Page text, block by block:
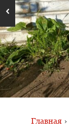
Главная ›